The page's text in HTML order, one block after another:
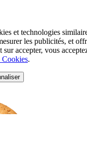
et technologies
les publicités, et
accepter, vous
Cookies.